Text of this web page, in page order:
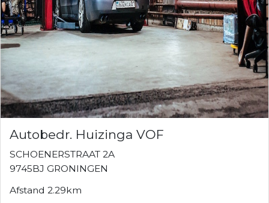
Autobedr. Huizinga VOF
SCHOENERSTRAAT 2A
9745BJ GRONINGEN
Afstand 2.29km